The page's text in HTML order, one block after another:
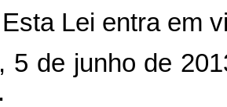
Lei entra em
5 de junho de